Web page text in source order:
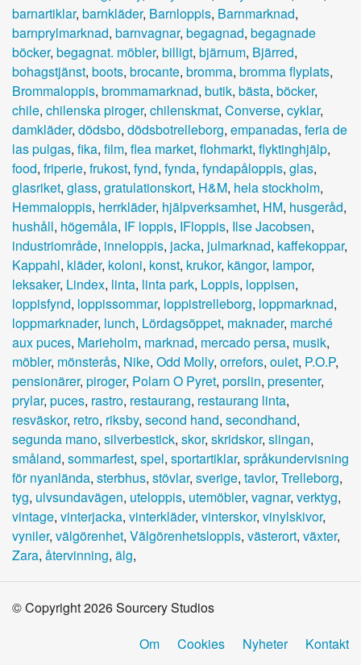
barnartiklar, barnkläder, Barnloppis, Barnmarknad,
barnprylmarknad, barnvagnar, begagnad, begagnade
böcker, begagnat. möbler, billigt, bjärnum, Bjärred,
bohagstjänst, boots, brocante, bromma, bromma flyplats,
Brommaloppis, brommamarknad, butik, bästa, böcker,
chile, chilenska piroger, chilenskmat, Converse, cyklar,
damkläder, dödsbo, dödsbotrelleborg, empanadas, feria de
las pulgas, fika, film, flea market, flohmarkt, flyktinghjälp,
food, friperie, frukost, fynd, fynda, fyndapåloppis, glas,
glasriket, glass, gratulationskort, H&M, hela stockholm,
Hemmaloppis, herrkläder, hjälpverksamhet, HM, husgeråd,
hushåll, högemåla, IF loppis, IFloppis, Ilse Jacobsen,
industriområde, inneloppis, jacka, julmarknad, kaffekoppar,
Kappahl, kläder, koloni, konst, krukor, kängor, lampor,
leksaker, Lindex, linta, linta park, Loppis, loppisen,
loppisfynd, loppissommar, loppistrelleborg, loppmarknad,
loppmarknader, lunch, Lördagsöppet, maknader, marché
aux puces, Marieholm, marknad, mercado persa, musik,
möbler, mönsterås, Nike, Odd Molly, orrefors, oulet, P.O.P,
pensionärer, piroger, Polarn O Pyret, porslin, presenter,
prylar, puces, rastro, restaurang, restaurang linta,
resväskor, retro, riksby, second hand, secondhand,
segunda mano, silverbestick, skor, skridskor, slingan,
småland, sommarfest, spel, sportartiklar, språkundervisning
för nyanlända, sterbhus, stövlar, sverige, tavlor, Trelleborg,
tyg, ulvsundavägen, uteloppis, utemöbler, vagnar, verktyg,
vintage, vinterjacka, vinterkläder, vinterskor, vinylskivor,
vyniler, välgörenhet, Välgörenhetsloppis, västerort, växter,
Zara, återvinning, älg,
© Copyright 2026 Sourcery Studios
Om
Cookies Nyheter Kontakt